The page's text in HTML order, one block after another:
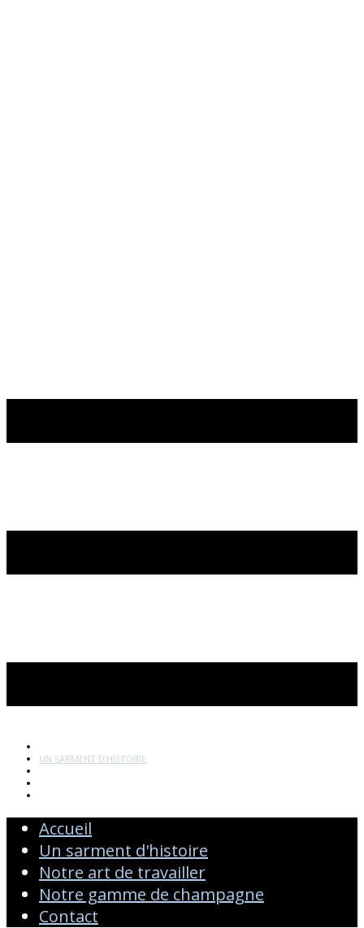
UN SARMENT D'HISTOIRE
Accueil
Un sarment d'histoire
Notre art de travailler
Notre gamme de champagne
Contact